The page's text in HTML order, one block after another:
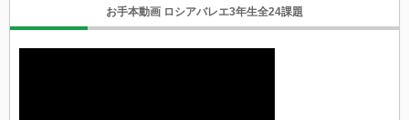
お手本動画 ロシアバレエ3年生全24課題